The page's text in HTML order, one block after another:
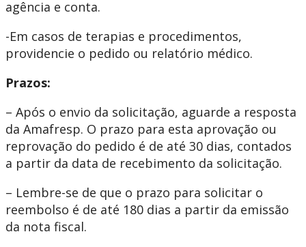
agência e conta.
-Em casos de terapias e procedimentos,
providencie o pedido ou relatório médico.
Prazos:
– Após o envio da solicitação, aguarde a resposta
da Amafresp. O prazo para esta aprovação ou
reprovação do pedido é de até 30 dias, contados
a partir da data de recebimento da solicitação.
– Lembre-se de que o prazo para solicitar o
reembolso é de até 180 dias a partir da emissão
da nota fiscal.